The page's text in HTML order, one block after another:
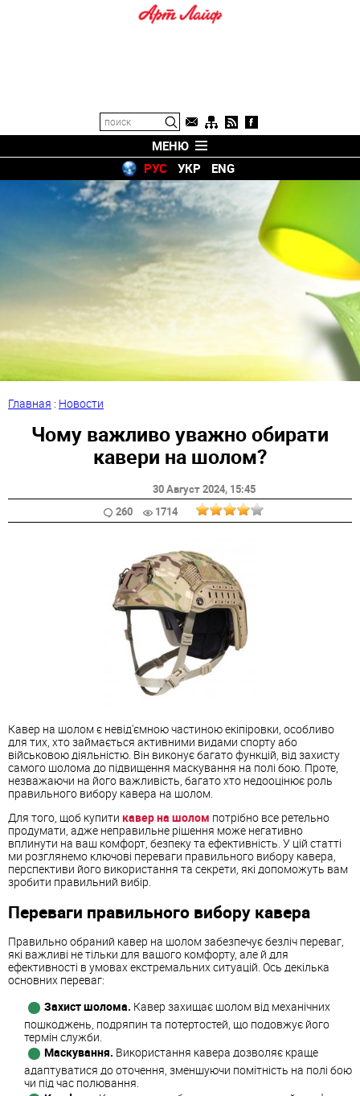
МЕНЮ
РУС
УКР ENG
Главная : Новости
Чому важливо уважно обирати
кавери на шолом?
30 Август 2024, 15:45
260
1714
Кавер на шолом є невід'ємною частиною екіпіровки, особливо
для тих, хто займається активними видами спорту або
військовою діяльністю. Він виконує багато функцій, від захисту
самого шолома до підвищення маскування на полі бою. Проте,
незважаючи на його важливість, багато хто недооцінює роль
правильного вибору кавера на шолом.
Для того, щоб купити кавер на шолом потрібно все ретельно
продумати, адже неправильне рішення може негативно
вплинути на ваш комфорт, безпеку та ефективність. У цій статті
ми розглянемо ключові переваги правильного вибору кавера,
перспективи його використання та секрети, які допоможуть вам
зробити правильний вибір.
Переваги правильного вибору кавера
Правильно обраний кавер на шолом забезпечує безліч переваг,
які важливі не тільки для вашого комфорту, але й для
ефективності в умовах екстремальних ситуацій. Ось декілька
основних переваг:
Захист шолома. Кавер захищає шолом від механічних
пошкоджень, подряпин та потертостей, що подовжує його
термін служби.
Маскування. Використання кавера дозволяє краще
адаптуватися до оточення, зменшуючи помітність на полі бою
чи під час полювання.